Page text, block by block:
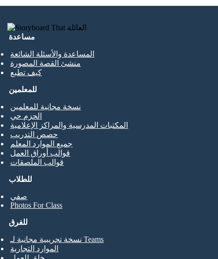
مساعدة
المساعدة والأسئلة الشائعة
منشئ القصة المصورة
كيف تطبع
للطلاب
صفي
Photos For Class
للمعلمين
نسخة مجانية للمعلمين
الحزم حي
المكتبات المدرسية والمراكز الإعلامية
حصص التدريب
جميع الموارد المعلم
قوالب أوراق العمل
قوالب الملصقات
للفرق
نسخة تجريبية مجانية لـ Teams
الموارد التجارية